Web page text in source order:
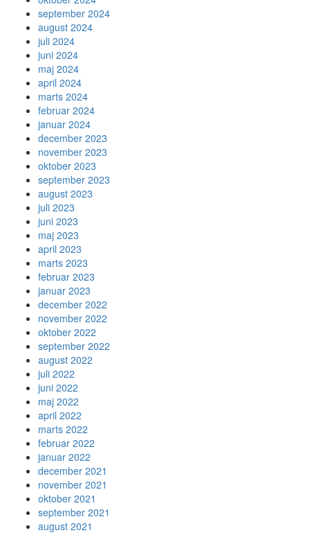
september 2024
august 2024
juli 2024
juni 2024
maj 2024
april 2024
marts 2024
februar 2024
januar 2024
december 2023
november 2023
oktober 2023
september 2023
august 2023
juli 2023
juni 2023
maj 2023
april 2023
marts 2023
februar 2023
januar 2023
december 2022
november 2022
oktober 2022
september 2022
august 2022
juli 2022
juni 2022
maj 2022
april 2022
marts 2022
februar 2022
januar 2022
december 2021
november 2021
oktober 2021
september 2021
august 2021